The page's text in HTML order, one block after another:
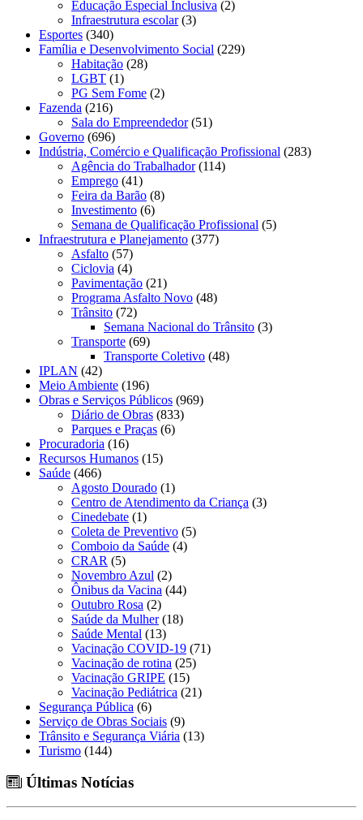
Educação Especial Inclusiva (2)
Infraestrutura escolar(3)
Esportes (340)
Família e Desenvolvimento Social (229)
Habitação (28)
LGBT (1)
PG Sem Fome (2)
Fazenda (216)
Sala do Empreendedor(51)
Governo (696)
Indústria, Comércio e Qualificação Profissional (283)
Agência do Trabalhador(114)
Emprego (41)
Feira da Barão (8)
Investimento (6)
Semana de Qualificação Profissional (5)
Infraestrutura e Planejamento (377)
Asfalto (57)
Ciclovia (4)
Pavimentação (21)
Programa Asfalto Novo (48)
Trânsito (72)
Semana Nacional do Trânsito (3)
Transporte (69)
Transporte Coletivo (48)
IPLAN (42)
Meio Ambiente (196)
Obras e Serviços Públicos (969)
Diário de Obras (833)
Parques e Praças (6)
Procuradoria (16)
Recursos Humanos (15)
Saúde (466)
Agosto Dourado (1)
Centro de Atendimento da Criança (3)
Cinedebate (1)
Coleta de Preventivo (5)
Comboio da Saúde (4)
CRAR (5)
Novembro Azul (2)
Ônibus da Vacina (44)
Outubro Rosa (2)
Saúde da Mulher(18)
Saúde Mental (13)
Vacinação COVID-19 (71)
Vacinação de rotina (25)
Vacinação GRIPE (15)
Vacinação Pediátrica (21)
Segurança Pública (6)
Serviço de Obras Sociais (9)
Trânsito e Segurança Viária (13)
Turismo (144)
Últimas Notícias